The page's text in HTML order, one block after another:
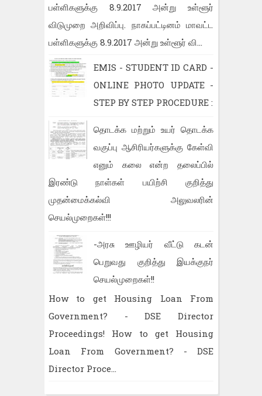
பள்ளிகளுக்கு 8.9.2017 அன்று உள்ளூர்
விடுமுறை அறிவிப்பு. நாகப்பட்டினம் மாவட்ட
பள்ளிகளுக்கு 8.9.2017 அன்று உள்ளூர் வி...
EMIS - STUDENT ID CARD -
ONLINE PHOTO UPDATE -
STEP BY STEP PROCEDURE :
தொடக்க மற்றும் உயர் தொடக்க
வகுப்பு ஆசிரியர்களுக்கு கேள்வி
எனும் கலை என்ற தலைப்பில்
இரண்டு நாள்கள் பயிற்சி குறித்து
முதன்மைக்கல்வி அலுவலரின்
செயல்முறைகள்!!!
-அரசு ஊழியர் வீட்டு கடன்
பெறுவது குறித்து இயக்குநர்
செயல்முறைகள்!!
How to get Housing Loan From
Government? - DSE Director
Proceedings! How to get Housing
Loan From Government? - DSE
Director Proce...